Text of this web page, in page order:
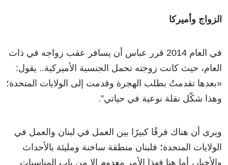
الزواج وأميركا
في العام 2014 قرر عباس أن يسافر عقب زواجه في ذات
العام، حيث كانت زوجته تحمل الجنسية الأميركية.. يقول:
«بعدها تقدمتُ بطلب الهجرة وقدمت إلى الولايات المتحدة؛
وهذا شكّل نقلة نوعية في حياتي”.
ويرى أن هناك فرقًا كبيرًا بين العمل في لبنان والعمل في
الولايات المتحدة؛ فلبنان منطقة ساخنة ومليئة بالأحداث
والأخبار، أما هنا فهذا الأمر معدوم إلا من باب المناسبات